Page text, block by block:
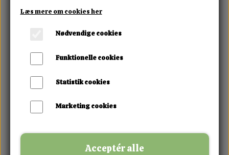
Læs mere om cookies her
Nødvendige cookies
Funktionelle cookies
Statistik cookies
Marketing cookies
Acceptér alle